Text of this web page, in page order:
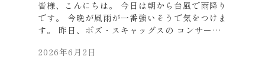
皆様、こんにちは。 今日は朝から台風で雨降り
です。 今晩が風雨が一番強いそうで気をつけま
す。 昨日、ボズ・スキャッグスの コンサート
イトーンボイスで、 とても感動しました。 私
2026年6月2日